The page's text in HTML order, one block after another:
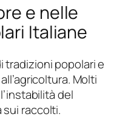
e nelle
Italiane
tradizioni popolari e
Molti
del
sui raccolti.